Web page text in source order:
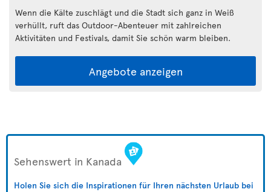
Wenn die Kälte zuschlägt und die Stadt sich ganz in Weiß
verhüllt, ruft das Outdoor-Abenteuer mit zahlreichen
Aktivitäten und Festivals, damit Sie schön warm bleiben.
Angebote anzeigen
Sehenswert in Kanada
Holen Sie sich die Inspirationen für Ihren nächsten Urlaub bei